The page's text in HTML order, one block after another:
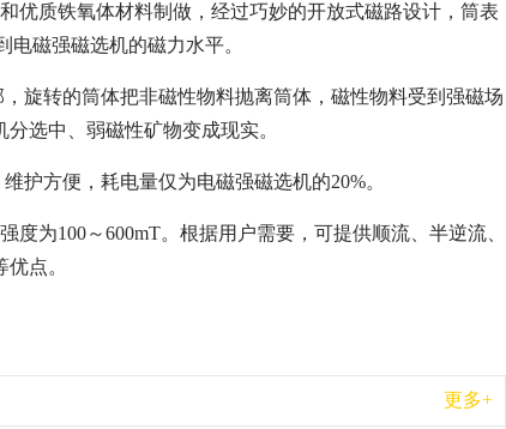
优质铁氧体材料制做，经过巧妙的开放式磁路设计，筒表
磁强磁选机的磁力水平。
旋转的筒体把非磁性物料抛离筒体，磁性物料受到强磁场
选中、弱磁性矿物变成现实。
护方便，耗电量仅为电磁强磁选机的20%。
为100～600mT。根据用户需要，可提供顺流、半逆流、
优点。
更多+